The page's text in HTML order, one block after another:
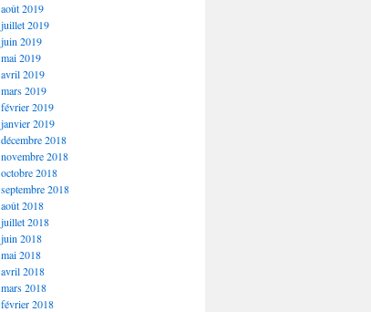
août 2019
juillet 2019
juin 2019
mai 2019
avril 2019
mars 2019
février 2019
janvier 2019
décembre 2018
novembre 2018
octobre 2018
septembre 2018
août 2018
juillet 2018
juin 2018
mai 2018
avril 2018
mars 2018
février 2018